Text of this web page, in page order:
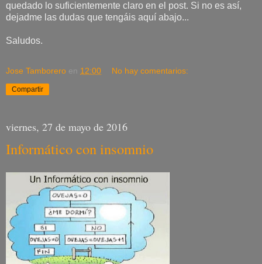
quedado lo suficientemente claro en el post. Si no es así,
dejadme las dudas que tengáis aquí abajo...
Saludos.
Jose Tamborero en 12:00 No hay comentarios:
Compartir
viernes, 27 de mayo de 2016
Informático con insomnio